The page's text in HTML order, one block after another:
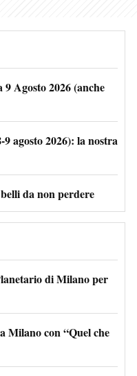
Agosto 2026 (anche
agosto 2026): la nostra
da non perdere
di Milano per
Milano con “Quel che